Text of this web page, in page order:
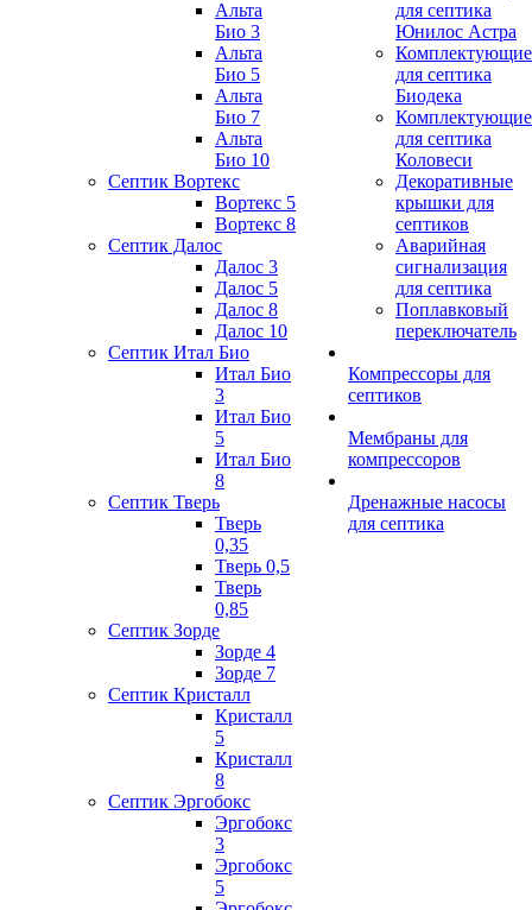
Альта
Био 3
Альта
Био 5
Альта
Био 7
Альта
Био 10
Септик Вортекс
Вортекс 5
Вортекс 8
Септик Далос
Далос 3
Далос 5
Далос 8
Далос 10
Септик Итал Био
Итал Био
3
Итал Био
5
Итал Био
8
Септик Тверь
Тверь
0,35
Тверь 0,5
Тверь
0,85
Септик Зорде
Зорде 4
Зорде 7
Септик Кристалл
Кристалл
5
Кристалл
8
Септик Эргобокс
Эргобокс
3
Эргобокс
5
для септика
Юнилос Астра
Комплектующие
для септика
Биодека
Комплектующие
для септика
Коловеси
Декоративные
крышки для
септиков
Аварийная
сигнализация
для септика
Поплавковый
переключатель
Компрессоры для
септиков
Мембраны для
компрессоров
Дренажные насосы
для септика